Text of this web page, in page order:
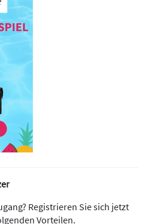
Registrieren Sie sich jetzt
Vorteilen.